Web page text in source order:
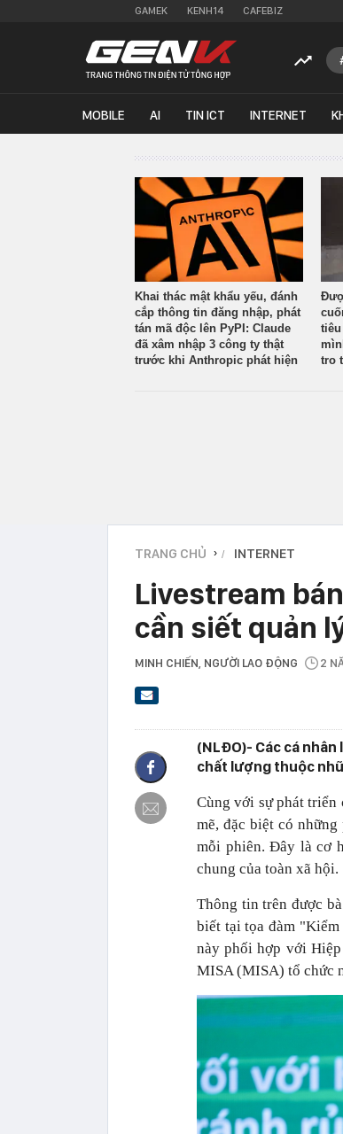
GAMEK KENH14 CAFEBIZ
MOBILE AI TIN ICT INTERNET
Khai thác mật khẩu yếu, đánh
cắp thông tin đăng nhập, phát
tán mã độc lên PyPI: Claude
đã xâm nhập 3 công ty thật
trước khi Anthropic phát hiện
tro
TRANG CHỦ › INTERNET
Livestream
cần siết quản
MINH CHIẾN , NGƯỜI LAO ĐỘNG 2
(NLĐO)- Các cá
chất lượng thuộc
Cùng với sự phát triển
mẽ, đặc biệt có
mỗi phiên. Đây là cơ
chung của toàn xã hội.
Thông tin trên được
biết tại tọa đàm
này phối hợp với
MISA (MISA) tổ chức